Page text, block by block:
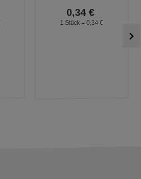
0,34 €
1 Stück = 0, 34 €